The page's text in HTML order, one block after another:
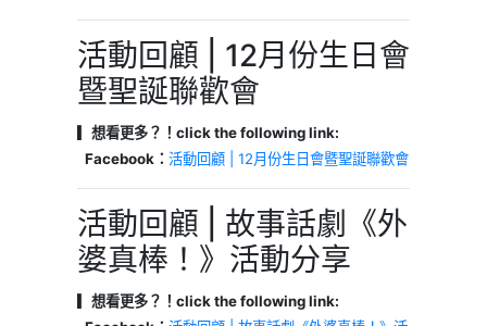
活動回顧 | 12月份生日會
暨聖誕聯歡會
▎想看更多？！click the following link:
Facebook： 活動回顧 | 12月份生日會暨聖誕聯歡會
活動回顧 | 故事話劇《外
婆真棒！》活動分享
▎想看更多？！click the following link: